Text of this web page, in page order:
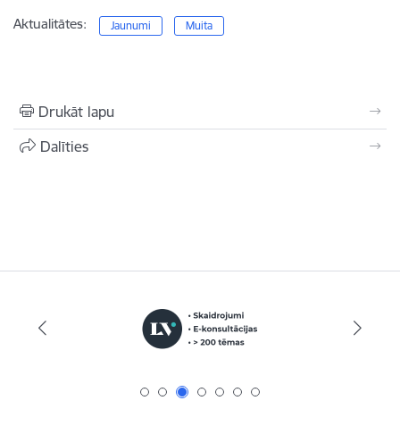
Aktualitātes: Jaunumi Muita
Drukāt lapu
Dalīties